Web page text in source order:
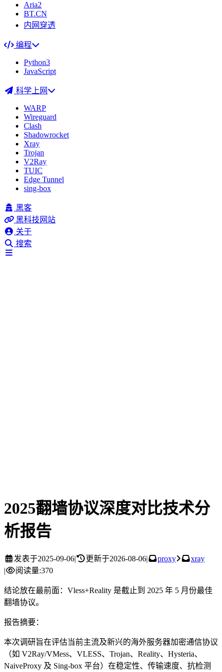
Aria2
BT.CN
内网穿透
编程
Python3
JavaScript
科学上网
WARP
Wireguard
Clash
Shadowrocket
Xray
Trojan
V2Ray
TUIC
Edge Tunnel
sing-box
黑客
黑科技网站
关于
搜索
2025翻墙协议深度对比技术分
析报告
发表于2025-09-06| 更新于2026-08-06| proxy
xray
|
阅读量:370
结论放在最前面：Vless+Reality 是截止到 2025 年 5 月份最佳
翻墙协议。
报告摘要：
本次调研旨在评估当前主流及新兴的海外服务器加密通信协议
（如 V2Ray/VMess、VLESS、Trojan、Reality、Hysteria、
NaiveProxy 及 Sing-box 平台）在稳定性、传输速度、抗检测